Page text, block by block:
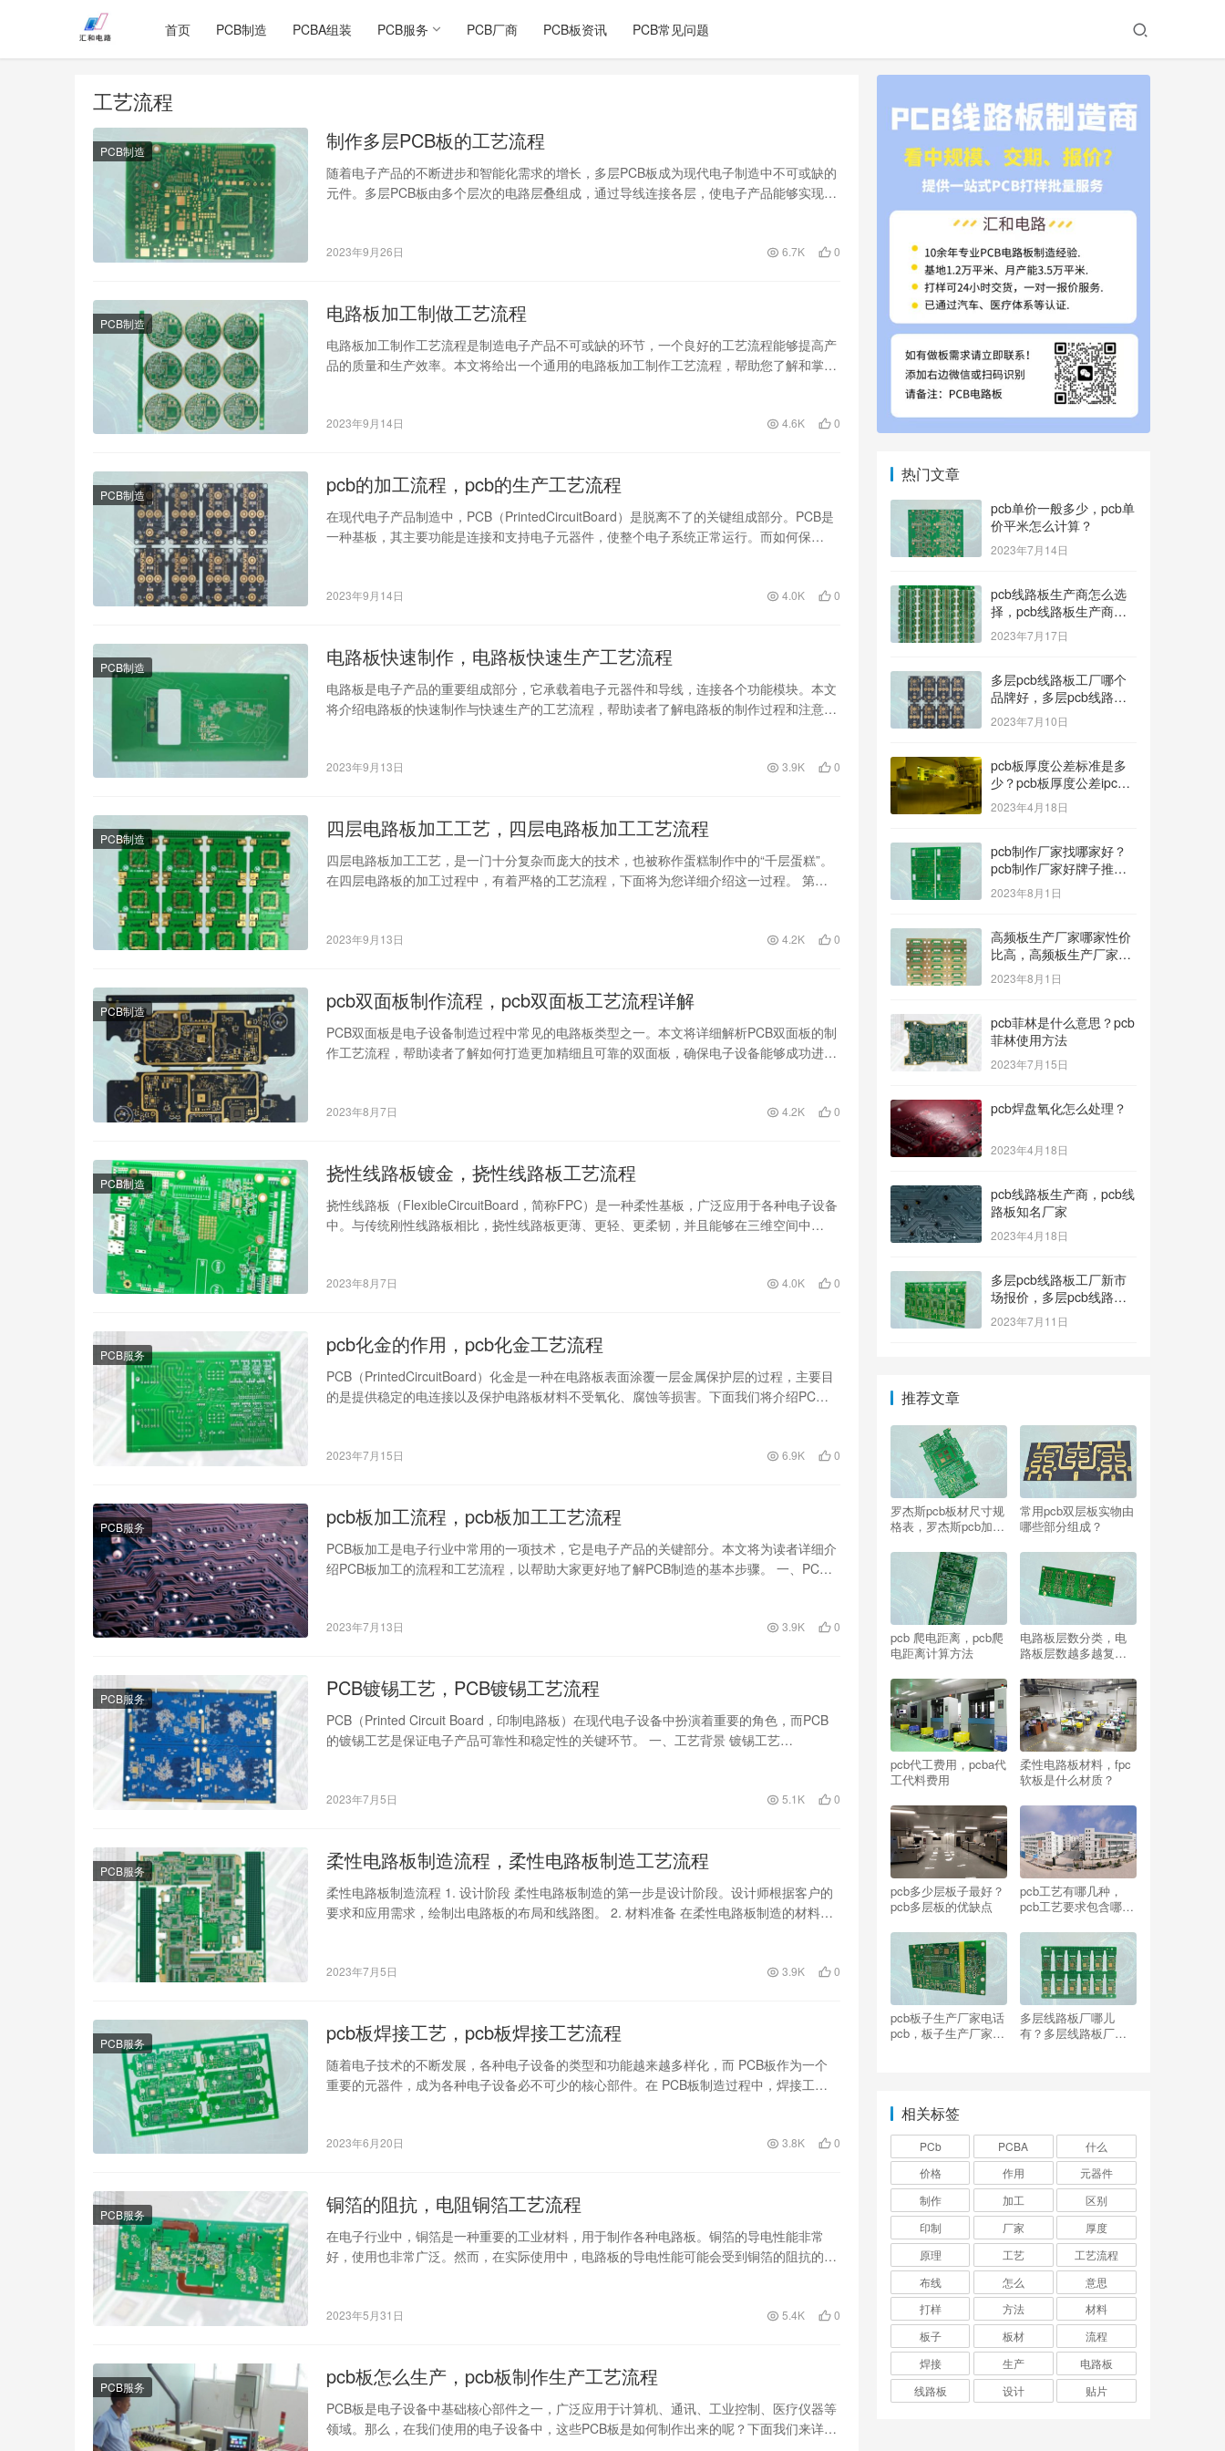
首页 PCB制造 PCBA组装 PCB服务 PCB厂商 PCB板资讯 PCB常见问题
工艺流程
PCB制造 制作多层PCB板的工艺流程
随着电子产品的不断进步和智能化需求的增长，多层PCB板成为现代电子制造中不可或缺的
元件。多层PCB板由多个层次的电路层叠组成，通过导线连接各层，使电子产品能够实现更
2023年9月26日 6.7K 0
PCB制造 电路板加工制做工艺流程
电路板加工制作工艺流程是制造电子产品不可或缺的环节，一个良好的工艺流程能够提高产
品的质量和生产效率。本文将给出一个通用的电路板加工制作工艺流程，帮助您了解和掌握
2023年9月14日 4.6K 0
PCB制造 pcb的加工流程，pcb的生产工艺流程
在现代电子产品制造中，PCB（PrintedCircuitBoard）是脱离不了的关键组成部分。PCB是
一种基板，其主要功能是连接和支持电子元器件，使整个电子系统正常运行。而如何保…
2023年9月14日 4.0K 0
PCB制造 电路板快速制作，电路板快速生产工艺流程
电路板是电子产品的重要组成部分，它承载着电子元器件和导线，连接各个功能模块。本文
将介绍电路板的快速制作与快速生产的工艺流程，帮助读者了解电路板的制作过程和注意事
2023年9月13日 3.9K 0
PCB制造 四层电路板加工工艺，四层电路板加工工艺流程
四层电路板加工工艺，是一门十分复杂而庞大的技术，也被称作蛋糕制作中的“千层蛋糕”。
在四层电路板的加工过程中，有着严格的工艺流程，下面将为您详细介绍这一过程。 第一
2023年9月13日 4.2K 0
PCB制造 pcb双面板制作流程，pcb双面板工艺流程详解
PCB双面板是电子设备制造过程中常见的电路板类型之一。本文将详细解析PCB双面板的制
作工艺流程，帮助读者了解如何打造更加精细且可靠的双面板，确保电子设备能够成功进行
2023年8月7日 4.2K 0
PCB制造 挠性线路板镀金，挠性线路板工艺流程
挠性线路板（FlexibleCircuitBoard，简称FPC）是一种柔性基板，广泛应用于各种电子设备
中。与传统刚性线路板相比，挠性线路板更薄、更轻、更柔韧，并且能够在三维空间中…
2023年8月7日 4.0K 0
PCB服务 pcb化金的作用，pcb化金工艺流程
PCB（PrintedCircuitBoard）化金是一种在电路板表面涂覆一层金属保护层的过程，主要目
的是提供稳定的电连接以及保护电路板材料不受氧化、腐蚀等损害。下面我们将介绍PC…
2023年7月15日 6.9K 0
PCB服务 pcb板加工流程，pcb板加工工艺流程
PCB板加工是电子行业中常用的一项技术，它是电子产品的关键部分。本文将为读者详细介
绍PCB板加工的流程和工艺流程，以帮助大家更好地了解PCB制造的基本步骤。 一、PCB
2023年7月13日 3.9K 0
PCB服务 PCB镀锡工艺，PCB镀锡工艺流程
PCB（Printed Circuit Board，印制电路板）在现代电子设备中扮演着重要的角色，而PCB
的镀锡工艺是保证电子产品可靠性和稳定性的关键环节。 一、工艺背景 镀锡工艺…
2023年7月5日 5.1K 0
PCB服务 柔性电路板制造流程，柔性电路板制造工艺流程
柔性电路板制造流程 1. 设计阶段 柔性电路板制造的第一步是设计阶段。设计师根据客户的
要求和应用需求，绘制出电路板的布局和线路图。 2. 材料准备 在柔性电路板制造的材料准
2023年7月5日 3.9K 0
PCB服务 pcb板焊接工艺，pcb板焊接工艺流程
随着电子技术的不断发展，各种电子设备的类型和功能越来越多样化，而 PCB板作为一个
重要的元器件，成为各种电子设备必不可少的核心部件。在 PCB板制造过程中，焊接工艺
2023年6月20日 3.8K 0
PCB服务 铜箔的阻抗，电阻铜箔工艺流程
在电子行业中，铜箔是一种重要的工业材料，用于制作各种电路板。铜箔的导电性能非常
好，使用也非常广泛。然而，在实际使用中，电路板的导电性能可能会受到铜箔的阻抗的影
2023年5月31日 5.4K 0
PCB服务 pcb板怎么生产，pcb板制作生产工艺流程
PCB板是电子设备中基础核心部件之一，广泛应用于计算机、通讯、工业控制、医疗仪器等
领域。那么，在我们使用的电子设备中，这些PCB板是如何制作出来的呢？下面我们来详细
热门文章
pcb单价一般多少，pcb单
价平米怎么计算？
2023年7月14日
pcb线路板生产商怎么选
择，pcb线路板生产商找
哪家好？
2023年7月17日
多层pcb线路板工厂哪个
品牌好，多层pcb线路板
厂家哪家产品好？
2023年7月10日
pcb板厚度公差标准是多
少？pcb板厚度公差ipc标
准
2023年4月18日
pcb制作厂家找哪家好？
pcb制作厂家好牌子推
荐！
2023年8月1日
高频板生产厂家哪家性价
比高，高频板生产厂家哪
个公司的好？
2023年8月1日
pcb菲林是什么意思？pcb
菲林使用方法
2023年7月15日
pcb焊盘氧化怎么处理？
2023年4月18日
pcb线路板生产商，pcb线
路板知名厂家
2023年4月18日
多层pcb线路板工厂新市
场报价，多层pcb线路板
厂家新参考价格
2023年7月11日
推荐文章
罗杰斯pcb板材尺寸规
格表，罗杰斯pcb加工
常用pcb双层板实物由
哪些部分组成？
pcb 爬电距离，pcb爬
电距离计算方法
电路板层数分类，电
路板层数越多越复杂,
pcb代工费用，pcba代
工代料费用
柔性电路板材料，fpc
软板是什么材质？
pcb多少层板子最好？
pcb多层板的优缺点
pcb工艺有哪几种，
pcb工艺要求包含哪
pcb板子生产厂家电话
pcb，板子生产厂家有
多层线路板厂哪儿
有？多层线路板厂厂
相关标签
PCb PCBA
什么
价格
作用
元器件
制作
加工
区别
印制
厂家
厚度
原理
工艺
工艺流程
布线
怎么
意思
打样
方法
材料
板子
板材
流程
焊接
生产
电路板
线路板
设计 贴片